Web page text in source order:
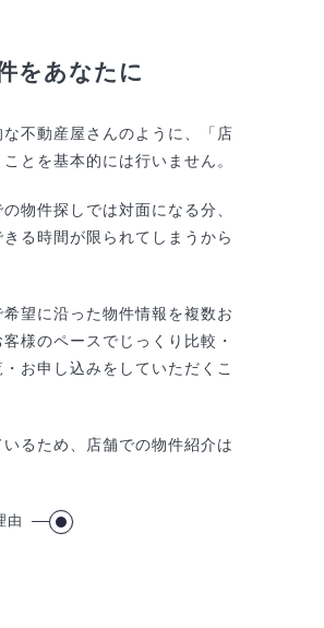
をあなたに
不動産屋さんのように、「店
とを基本的には行いません。
物件探しでは対面になる分、
る時間が限られてしまうから
望に沿った物件情報を複数お
様のペースでじっくり比較・
お申し込みをしていただくこ
るため、店舗での物件紹介は
由